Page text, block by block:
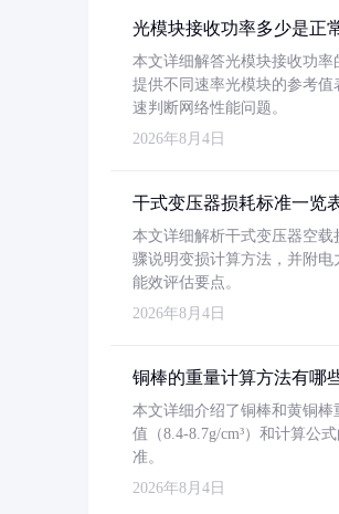
光模块接收功率多少是正
本文详细解答光模块接收功
提供不同速率光模块的参考
速判断网络性能问题。
2026年8月4日
干式变压器损耗标准一览
本文详细解析干式变压器空载
骤说明变损计算方法，并附电
能效评估要点。
2026年8月4日
铜棒的重量计算方法有哪
本文详细介绍了铜棒和黄铜
值（8.4-8.7g/cm³）和计算公
准。
2026年8月4日